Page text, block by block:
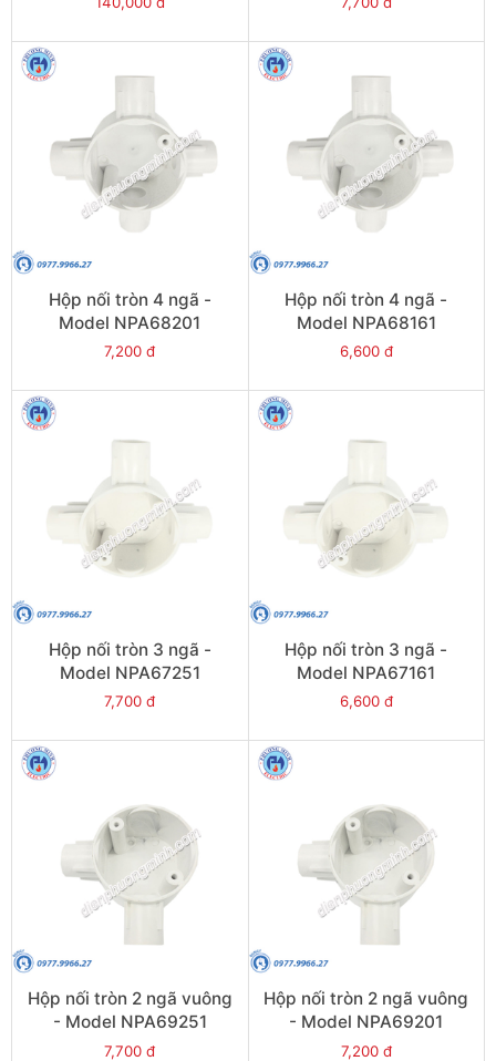
Hộp nối tròn 4 ngã -
Model NPA68201
7,200 đ
Hộp nối tròn 4 ngã -
Model NPA68161
6,600 đ
Hộp nối tròn 3 ngã -
Model NPA67251
7,700 đ
Hộp nối tròn 3 ngã -
Model NPA67161
6,600 đ
Hộp nối tròn 2 ngã vuông
- Model NPA69251
7,700 đ
Hộp nối tròn 2 ngã vuông
- Model NPA69201
7,200 đ